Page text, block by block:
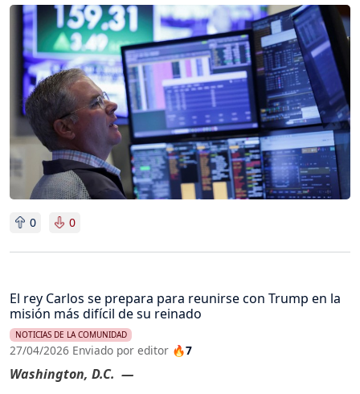
Imagen
0 0
El rey Carlos se prepara para reunirse con Trump en la
misión más difícil de su reinado
NOTICIAS DE LA COMUNIDAD
27/04/2026 Enviado por editor 🔥7
Washington, D.C. —